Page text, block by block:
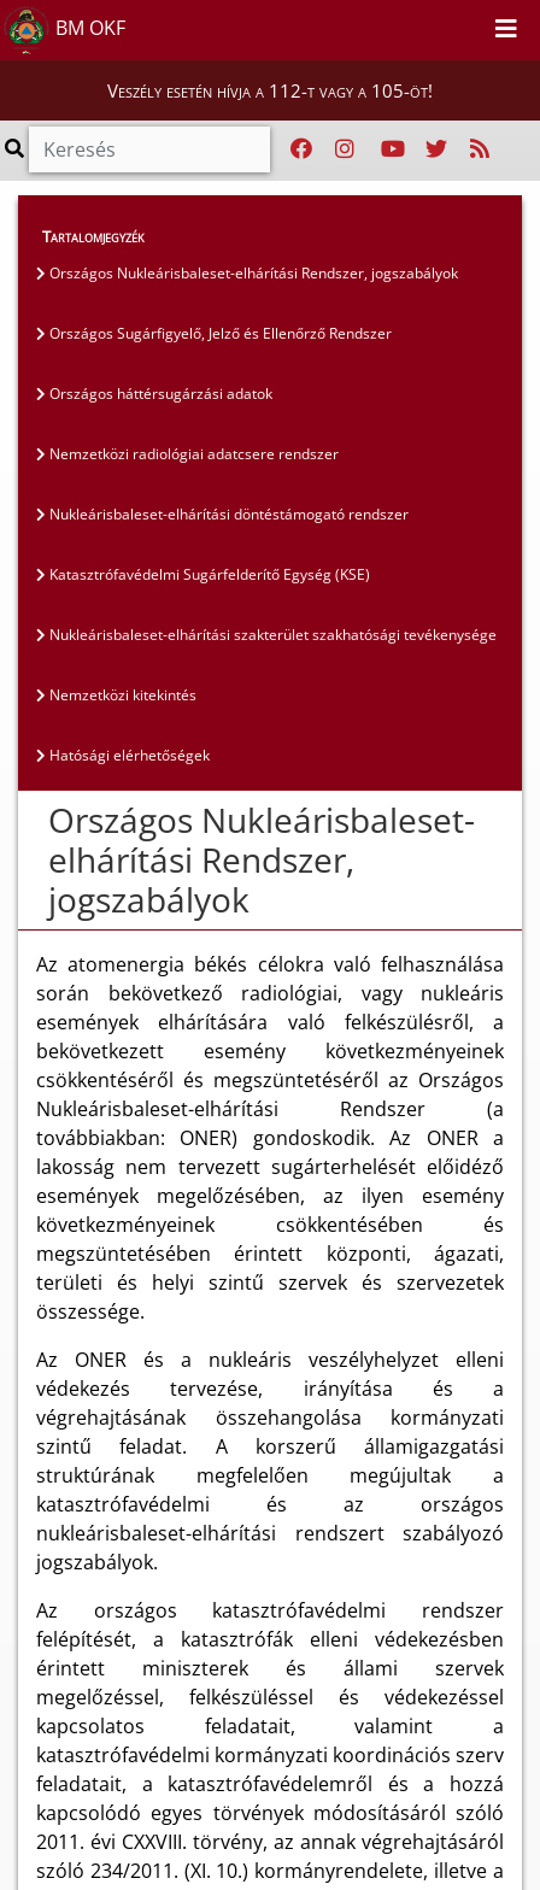
BM OKF
Veszély esetén hívja a 112-t vagy a 105-öt!
Hatósági ügyek
Országos Nukleárisbaleset-elhárítási Rendszer,
Tartalomjegyzék
Országos Nukleárisbaleset-elhárítási Rendszer, jogszabályok
Országos Sugárfigyelő, Jelző és Ellenőrző Rendszer
Országos háttérsugárzási adatok
Nemzetközi radiológiai adatcsere rendszer
Nukleárisbaleset-elhárítási döntéstámogató rendszer
Katasztrófavédelmi Sugárfelderítő Egység (KSE)
Nukleárisbaleset-elhárítási szakterület szakhatósági tevékenysége
Nemzetközi kitekintés
Hatósági elérhetőségek
Országos Nukleárisbaleset-
elhárítási Rendszer,
jogszabályok
Az atomenergia békés célokra való felhasználása
során bekövetkező radiológiai, vagy nukleáris
események elhárítására való felkészülésről, a
bekövetkezett esemény következményeinek
csökkentéséről és megszüntetéséről az Országos
Nukleárisbaleset-elhárítási Rendszer (a
továbbiakban: ONER) gondoskodik. Az ONER a
lakosság nem tervezett sugárterhelését előidéző
események megelőzésében, az ilyen esemény
következményeinek csökkentésében és
megszüntetésében érintett központi, ágazati,
területi és helyi szintű szervek és szervezetek
összessége.
Az ONER és a nukleáris veszélyhelyzet elleni
védekezés tervezése, irányítása és a
végrehajtásának összehangolása kormányzati
szintű feladat. A korszerű államigazgatási
struktúrának megfelelően megújultak a
katasztrófavédelmi és az országos
nukleárisbaleset-elhárítási rendszert szabályozó
jogszabályok.
Az országos katasztrófavédelmi rendszer
felépítését, a katasztrófák elleni védekezésben
érintett miniszterek és állami szervek
megelőzéssel, felkészüléssel és védekezéssel
kapcsolatos feladatait, valamint a
katasztrófavédelmi kormányzati koordinációs szerv
feladatait, a katasztrófavédelemről és a hozzá
kapcsolódó egyes törvények módosításáról szóló
2011. évi CXXVIII. törvény, az annak végrehajtásáról
szóló 234/2011. (XI. 10.) kormányrendelete, illetve a